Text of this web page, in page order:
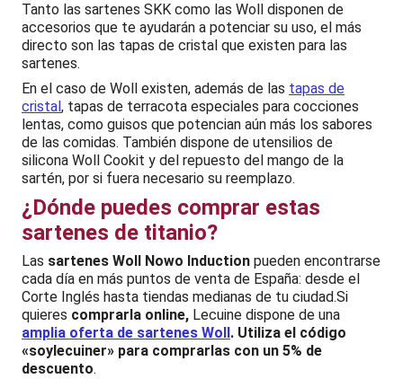
Tanto las sartenes SKK como las Woll disponen de
accesorios que te ayudarán a potenciar su uso, el más
directo son las tapas de cristal que existen para las
sartenes.
En el caso de Woll existen, además de las tapas de
cristal , tapas de terracota especiales para cocciones
lentas, como guisos que potencian aún más los sabores
de las comidas. También dispone de utensilios de
silicona Woll Cookit y del repuesto del mango de la
sartén, por si fuera necesario su reemplazo.
¿Dónde puedes comprar estas
sartenes de titanio?
Las sartenes Woll Nowo Induction pueden encontrarse
cada día en más puntos de venta de España: desde el
Corte Inglés hasta tiendas medianas de tu ciudad.Si
quieres comprarla online, Lecuine dispone de una
amplia oferta de sartenes Woll . Utiliza el código
«soylecuiner» para comprarlas con un 5% de
descuento.